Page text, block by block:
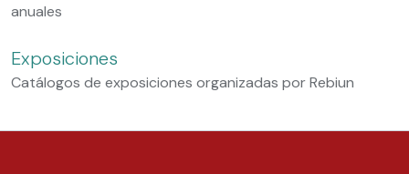
anuales
Exposiciones
Catálogos de exposiciones organizadas por Rebiun